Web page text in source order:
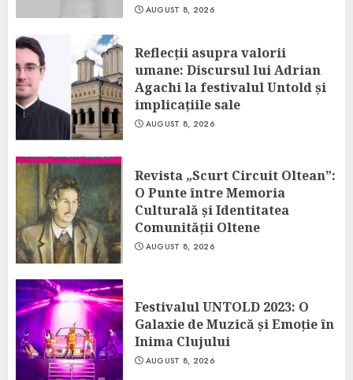
AUGUST 8, 2026
Reflecții asupra valorii
umane: Discursul lui Adrian
Agachi la festivalul Untold și
implicațiile sale
AUGUST 8, 2026
Revista „Scurt Circuit Oltean”:
O Punte între Memoria
Culturală și Identitatea
Comunității Oltene
AUGUST 8, 2026
Festivalul UNTOLD 2023: O
Galaxie de Muzică și Emoție în
Inima Clujului
AUGUST 8, 2026